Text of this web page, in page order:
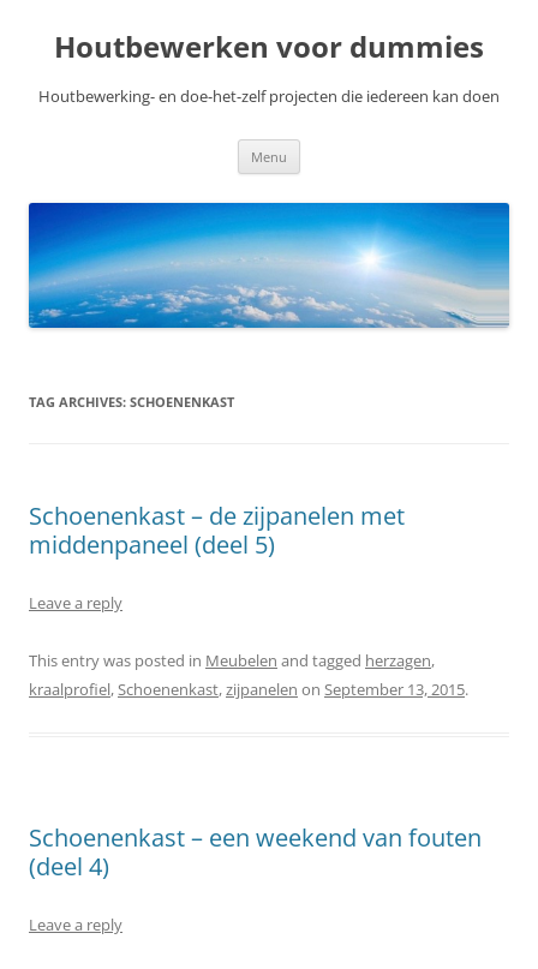
content
Houtbewerken voor dummies
Houtbewerking- en doe-het-zelf projecten die iedereen kan doen
Menu
TAG ARCHIVES: SCHOENENKAST
Schoenenkast – de zijpanelen met
middenpaneel (deel 5)
Leave a reply
This entry was posted in Meubelen and tagged herzagen,
kraalprofiel,Schoenenkast,zijpanelen on September 13, 2015.
Schoenenkast – een weekend van fouten
(deel 4)
Leave a reply